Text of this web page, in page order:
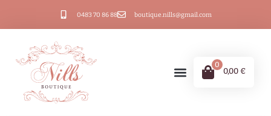
0483 70 86 88 boutique.nills@gmail.com
0
0,00 €